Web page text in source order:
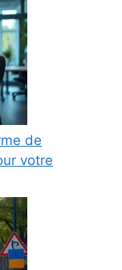
de
votre